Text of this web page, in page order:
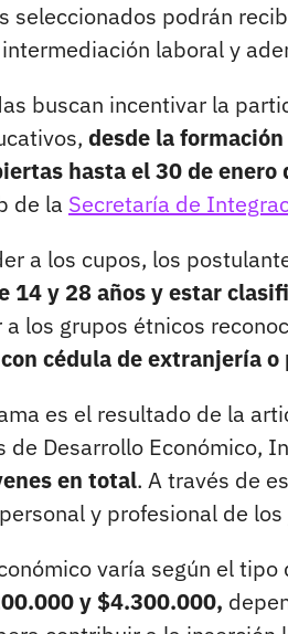
seleccionados podrán
laboral y
buscan incentivar la
desde la
hasta el 30 de enero
de la Secretaría de
a los cupos, los
14 y 28 años y estar
a los grupos étnicos
con cédula de extranjería
es el resultado de la
de Desarrollo Económico,
en total. A través de
y profesional de
varía según el
y $4.300.000,